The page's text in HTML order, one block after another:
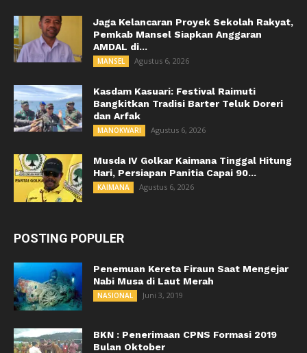
Jaga Kelancaran Proyek Sekolah Rakyat,
Pemkab Mansel Siapkan Anggaran
AMDAL di...
MANSEL Agustus 6, 2026
Kasdam Kasuari: Festival Raimuti
Bangkitkan Tradisi Barter Teluk Doreri
dan Arfak
MANOKWARI Agustus 6, 2026
Musda IV Golkar Kaimana Tinggal Hitung
Hari, Persiapan Panitia Capai 90...
KAIMANA Agustus 6, 2026
POSTING POPULER
Penemuan Kereta Firaun Saat Mengejar
Nabi Musa di Laut Merah
NASIONAL Juni 3, 2019
BKN : Penerimaan CPNS Formasi 2019
Bulan Oktober